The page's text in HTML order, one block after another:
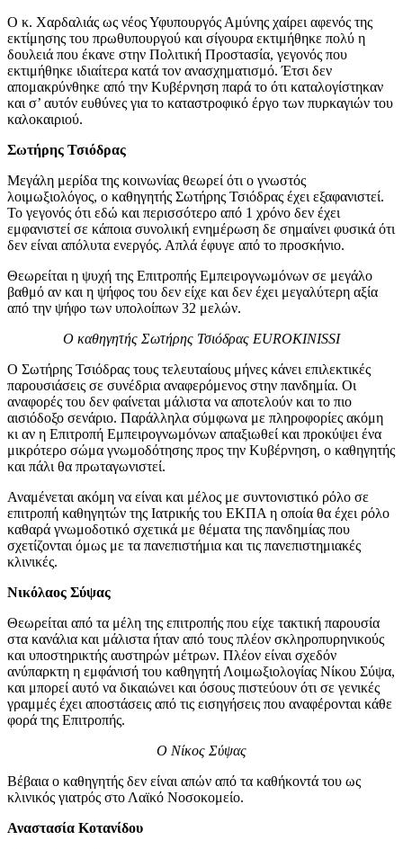
Ο κ. Χαρδαλιάς ως νέος Υφυπουργός Αμύνης χαίρει αφενός της
εκτίμησης του πρωθυπουργού και σίγουρα εκτιμήθηκε πολύ η
δουλειά που έκανε στην Πολιτική Προστασία, γεγονός που
εκτιμήθηκε ιδιαίτερα κατά τον ανασχηματισμό. Έτσι δεν
απομακρύνθηκε από την Κυβέρνηση παρά το ότι καταλογίστηκαν
και σ’ αυτόν ευθύνες για το καταστροφικό έργο των πυρκαγιών του
καλοκαιριού.
Σωτήρης Τσιόδρας
Μεγάλη μερίδα της κοινωνίας θεωρεί ότι ο γνωστός
λοιμωξιολόγος, ο καθηγητής Σωτήρης Τσιόδρας έχει εξαφανιστεί.
Το γεγονός ότι εδώ και περισσότερο από 1 χρόνο δεν έχει
εμφανιστεί σε κάποια συνολική ενημέρωση δε σημαίνει φυσικά ότι
δεν είναι απόλυτα ενεργός. Απλά έφυγε από το προσκήνιο.
Θεωρείται η ψυχή της Επιτροπής Εμπειρογνωμόνων σε μεγάλο
βαθμό αν και η ψήφος του δεν είχε και δεν έχει μεγαλύτερη αξία
από την ψήφο των υπολοίπων 32 μελών.
Ο καθηγητής Σωτήρης Τσιόδρας EUROKINISSI
Ο Σωτήρης Τσιόδρας τους τελευταίους μήνες κάνει επιλεκτικές
παρουσιάσεις σε συνέδρια αναφερόμενος στην πανδημία. Οι
αναφορές του δεν φαίνεται μάλιστα να αποτελούν και το πιο
αισιόδοξο σενάριο. Παράλληλα σύμφωνα με πληροφορίες ακόμη
κι αν η Επιτροπή Εμπειρογνωμόνων απαξιωθεί και προκύψει ένα
μικρότερο σώμα γνωμοδότησης προς την Κυβέρνηση, ο καθηγητής
και πάλι θα πρωταγωνιστεί.
Αναμένεται ακόμη να είναι και μέλος με συντονιστικό ρόλο σε
επιτροπή καθηγητών της Ιατρικής του ΕΚΠΑ η οποία θα έχει ρόλο
καθαρά γνωμοδοτικό σχετικά με θέματα της πανδημίας που
σχετίζονται όμως με τα πανεπιστήμια και τις πανεπιστημιακές
κλινικές.
Νικόλαος Σύψας
Θεωρείται από τα μέλη της επιτροπής που είχε τακτική παρουσία
στα κανάλια και μάλιστα ήταν από τους πλέον σκληροπυρηνικούς
και υποστηρικτής αυστηρών μέτρων. Πλέον είναι σχεδόν
ανύπαρκτη η εμφάνισή του καθηγητή Λοιμωξιολογίας Νίκου Σύψα,
και μπορεί αυτό να δικαιώνει και όσους πιστεύουν ότι σε γενικές
γραμμές έχει αποστάσεις από τις εισηγήσεις που αναφέρονται κάθε
φορά της Επιτροπής.
O Νίκος Σύψας
Βέβαια ο καθηγητής δεν είναι απών από τα καθήκοντά του ως
κλινικός γιατρός στο Λαϊκό Νοσοκομείο.
Αναστασία Κοτανίδου